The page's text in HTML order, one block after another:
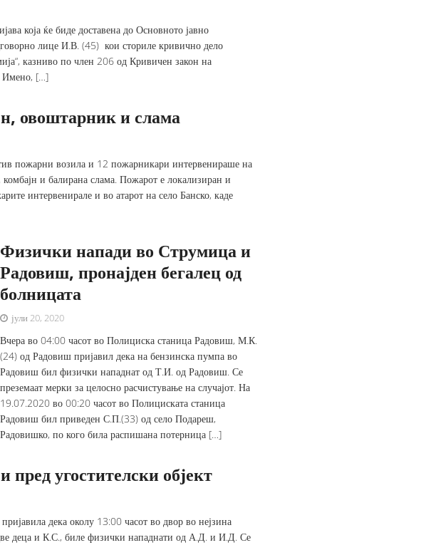
која ќе биде доставена до Основното јавно
лице И.В. (45) кои сториле кривично дело
казниво по член 206 од Кривичен закон на
Имено, […]
овоштарник и слама
пожарни возила и 12 пожарникари интервенираше на
и балирана слама. Пожарот е локализиран и
интервенирале и во атарот на село Банско, каде
Физички напади во Струмица и
Радовиш, пронајден бегалец од
болницата
јули 20, 2020
Вчера во 04:00 часот во Полициска станица Радовиш, М.К.
(24) од Радовиш пријавил дека на бензинска пумпа во
Радовиш бил физички нападнат од Т.И. од Радовиш. Се
преземаат мерки за целосно расчистување на случајот. На
19.07.2020 во 00:20 часот во Полициската станица
Радовиш бил приведен С.П.(33) од село Подареш,
Радовишко, по кого била распишана потерница […]
угостителски објект
дека околу 13:00 часот во двор во нејзина
две деца и К.С., биле физички нападнати од А.Д. и И.Д. Се